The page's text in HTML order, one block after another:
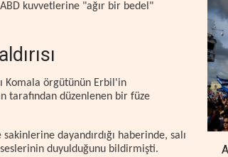
kuvvetlerine "ağır bir bedel"
Komala örgütünün Erbil'in
tarafından düzenlenen bir füze
dayandırdığı haberinde, salı
duyulduğunu bildirmişti.